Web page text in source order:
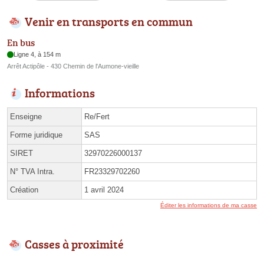
Venir en transports en commun
En bus
Ligne 4, à 154 m
Arrêt Actipôle - 430 Chemin de l'Aumone-vieille
Informations
Enseigne Re/Fert
Forme juridique SAS
SIRET 32970226000137
N° TVA Intra. FR23329702260
Création 1 avril 2024
Éditer les informations de ma casse
Casses à proximité